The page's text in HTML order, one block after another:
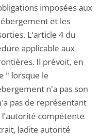
imposées aux
et les
L'article 4 du
applicable aux
Il prévoit, en
" lorsque le
n'a pas son
pas de représentant
l'autorité compétente
ladite autorité